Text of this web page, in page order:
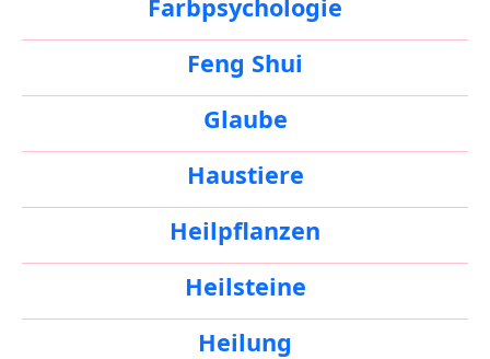
Farbpsychologie
Feng Shui
Glaube
Haustiere
Heilpflanzen
Heilsteine
Heilung